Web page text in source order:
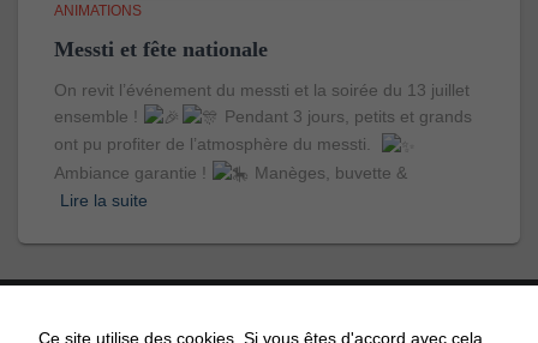
ANIMATIONS
Messti et fête nationale
On revit l’événement du messti et la soirée du 13 juillet
ensemble !
Pendant 3 jours, petits et grands
ont pu profiter de l’atmosphère du messti.
Ambiance garantie !
Manèges, buvette &
Lire la suite
Ce site utilise des cookies. Si vous êtes d'accord avec cela,